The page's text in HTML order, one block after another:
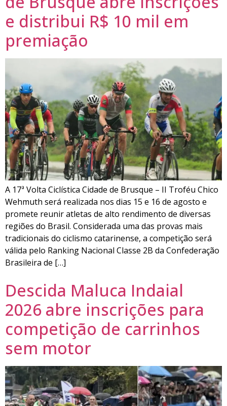
e distribui R$ 10 mil em
premiação
A 17ª Volta Ciclística Cidade de Brusque – II Troféu Chico
Wehmuth será realizada nos dias 15 e 16 de agosto e
promete reunir atletas de alto rendimento de diversas
regiões do Brasil. Considerada uma das provas mais
tradicionais do ciclismo catarinense, a competição será
válida pelo Ranking Nacional Classe 2B da Confederação
Brasileira de […]
Descida Maluca Indaial
2026 abre inscrições para
competição de carrinhos
sem motor